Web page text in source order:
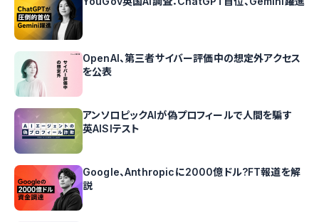
OpenAI、第三者サイバー評価中の想定外アクセス
を公表
アンソロピックAIが偽プロフィールで人間を騙す
英AISIテスト
Google、Anthropicに2000億ドル?FT報道を解
説